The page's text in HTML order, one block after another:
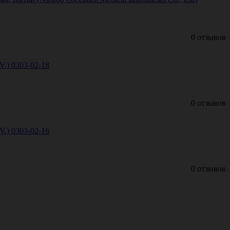
0 отзывов
0303-02-18
0 отзывов
0303-02-16
0 отзывов